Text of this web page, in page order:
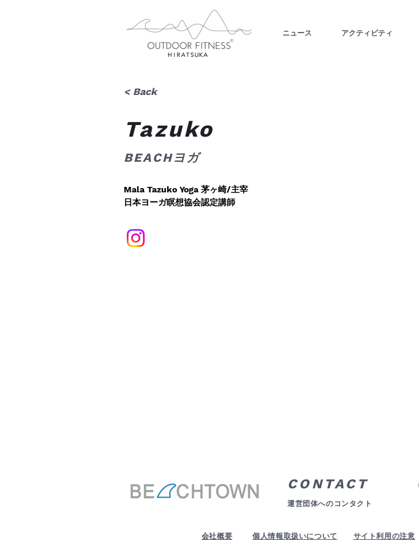
ニュース アクティビティ
< Back
Tazuko
BEACHヨガ
Mala Tazuko Yoga 茅ヶ崎/主宰
日本ヨーガ瞑想協会認定講師
CONTACT
運営団体へのコンタクト
​会社概要 個人情報取扱いについて サイト利用の注意